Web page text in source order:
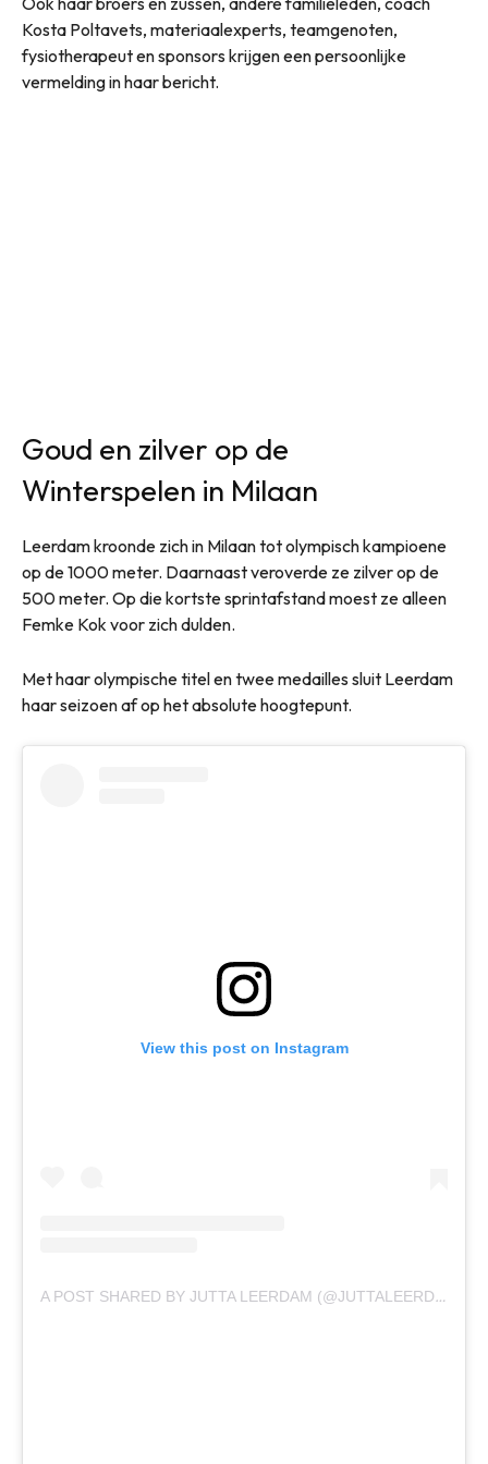
Kosta Poltavets, materiaalexperts, teamgenoten,
fysiotherapeut en sponsors krijgen een persoonlijke
vermelding in haar bericht.
Goud en zilver op de
Winterspelen in Milaan
Leerdam kroonde zich in Milaan tot olympisch kampioene
op de 1000 meter. Daarnaast veroverde ze zilver op de
500 meter. Op die kortste sprintafstand moest ze alleen
Femke Kok voor zich dulden.
Met haar olympische titel en twee medailles sluit Leerdam
haar seizoen af op het absolute hoogtepunt.
View this post on Instagram
A POST SHARED BY JUTTA LEERDAM (@JUTTALEERDAM)